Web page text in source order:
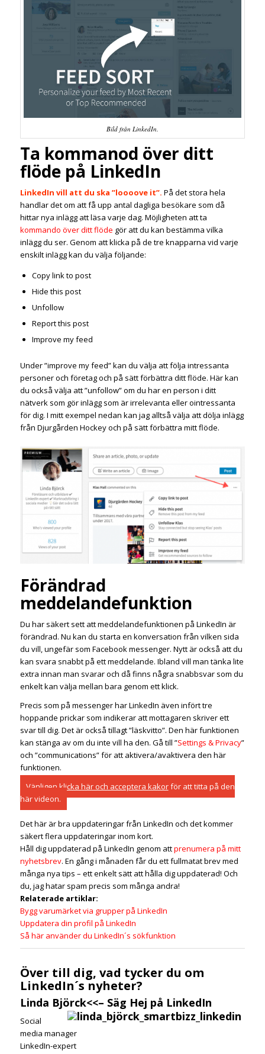
Bild från LinkedIn.
Ta kommanod över ditt
flöde på LinkedIn
LinkedIn vill att du ska ”loooove it”. På det stora hela
handlar det om att få upp antal dagliga besökare som då
hittar nya inlägg att läsa varje dag. Möjligheten att ta
kommando över ditt flöde gör att du kan bestämma vilka
inlägg du ser. Genom att klicka på de tre knapparna vid varje
enskilt inlägg kan du välja följande:
Copy link to post
Hide this post
Unfollow
Report this post
Improve my feed
Under ”improve my feed” kan du välja att följa intressanta
personer och företag och på sätt förbättra ditt flöde. Här kan
du också välja att ”unfollow” om du har en person i ditt
nätverk som gör inlägg som är irrelevanta eller ointressanta
för dig. I mitt exempel nedan kan jag alltså välja att dölja inlägg
från Djurgården Hockey och på sätt förbättra mitt flöde.
Förändrad
meddelandefunktion
Du har säkert sett att meddelandefunktionen på LinkedIn är
förändrad. Nu kan du starta en konversation från vilken sida
du vill, ungefär som Facebook messenger. Nytt är också att du
kan svara snabbt på ett meddelande. Ibland vill man tänka lite
extra innan man svarar och då finns några snabbsvar som du
enkelt kan välja mellan bara genom ett klick.
Precis som på messenger har LinkedIn även infört tre
hoppande prickar som indikerar att mottagaren skriver ett
svar till dig. Det är också tillagt ”läskvitto”. Den här funktionen
kan stänga av om du inte vill ha den. Gå till ”Settings & Privacy”
och ”communications” för att aktivera/avaktivera den här
funktionen.
Vänligen klicka här och acceptera kakorför att titta på den
här videon.
Det här är bra uppdateringar från LinkedIn och det kommer
säkert flera uppdateringar inom kort.
Håll dig uppdaterad på LinkedIn genom attprenumera på mitt
nyhetsbrev. En gång i månaden får du ett fullmatat brev med
många nya tips – ett enkelt sätt att hålla dig uppdaterad! Och
du, jag hatar spam precis som många andra!
Relaterade artiklar:
Bygg varumärket via grupper på LinkedIn
Uppdatera din profil på LinkedIn
Så här använder du LinkedIn´s sökfunktion
Över till dig, vad tycker du om
LinkedIn´s nyheter?
Linda Björck<<– Säg Hej på LinkedIn
Social
media manager
LinkedIn-expert